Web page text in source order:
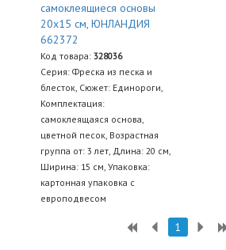
самоклеящиеся основы
20х15 см, ЮНЛАНДИЯ
662372
Код товара: 328036
Серия: Фреска из песка и
блесток, Сюжет: Единороги,
Комплектация:
самоклеящаяся основа,
цветной песок, Возрастная
группа от: 3 лет, Длина: 20 см,
Ширина: 15 см, Упаковка:
картонная упаковка с
европодвесом
1